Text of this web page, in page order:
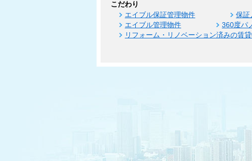
こだわり
エイブル保証管理物件 保証
エイブル管理物件
360度パ
リフォーム・リノベーション済みの賃